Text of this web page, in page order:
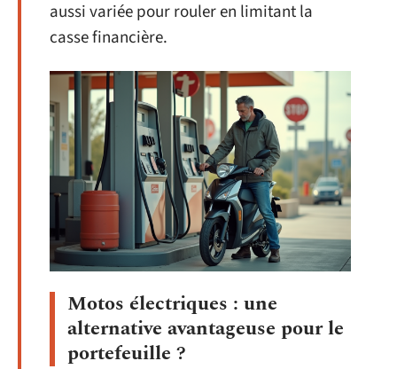
aussi variée pour rouler en limitant la
casse financière.
Motos électriques : une
alternative avantageuse pour le
portefeuille ?